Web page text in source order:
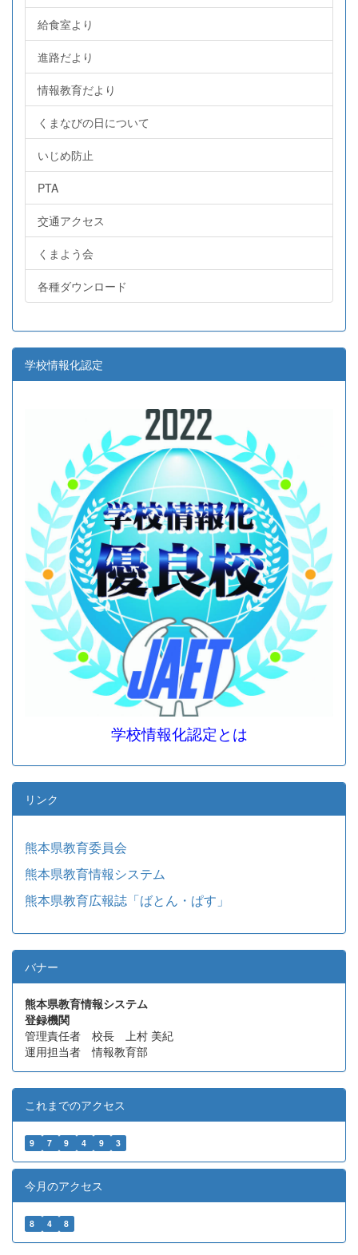
給食室より
進路だより
情報教育だより
くまなびの日について
いじめ防止
PTA
交通アクセス
くまよう会
各種ダウンロード
学校情報化認定
学校情報化認定とは
リンク
熊本県教育委員会
熊本県教育情報システム
熊本県教育広報誌「ばとん・ぱす」
バナー
熊本県教育情報システム
登録機関
管理責任者 校長 上村 美紀
運用担当者 情報教育部
これまでのアクセス
9 7 9 4 9 3
今月のアクセス
8 4 8